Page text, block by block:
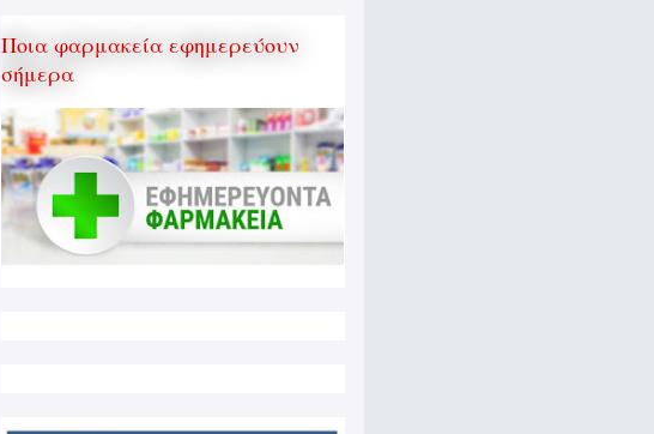
Ποια φαρμακεία εφημερεύουν
σήμερα